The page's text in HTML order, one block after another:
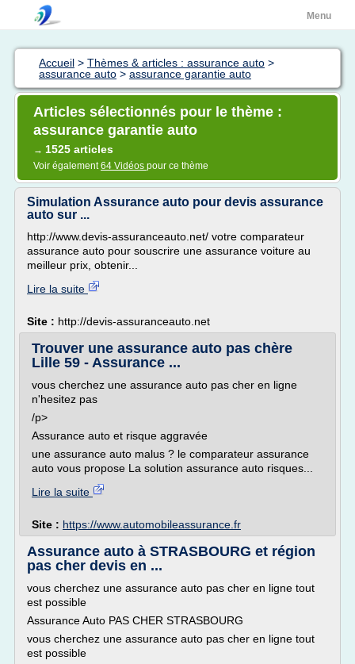
Menu
Accueil > Thèmes & articles : assurance auto >
assurance auto > assurance garantie auto
Articles sélectionnés pour le thème :
assurance garantie auto
→ 1525 articles
Voir également64 Vidéos pour ce thème
Simulation Assurance auto pour devis assurance
auto sur ...
http://www.devis-assuranceauto.net/ votre comparateur
assurance auto pour souscrire une assurance voiture au
meilleur prix, obtenir...
Lire la suite
Site : http://devis-assuranceauto.net
Trouver une assurance auto pas chère
Lille 59 - Assurance ...
vous cherchez une assurance auto pas cher en ligne
n'hesitez pas
/p>
Assurance auto et risque aggravée
une assurance auto malus ? le comparateur assurance
auto vous propose La solution assurance auto risques...
Lire la suite
Site : https://www.automobileassurance.fr
Assurance auto à STRASBOURG et région
pas cher devis en ...
vous cherchez une assurance auto pas cher en ligne tout
est possible
Assurance Auto PAS CHER STRASBOURG
vous cherchez une assurance auto pas cher en ligne tout
est possible